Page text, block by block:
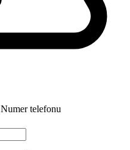
Numer telefonu